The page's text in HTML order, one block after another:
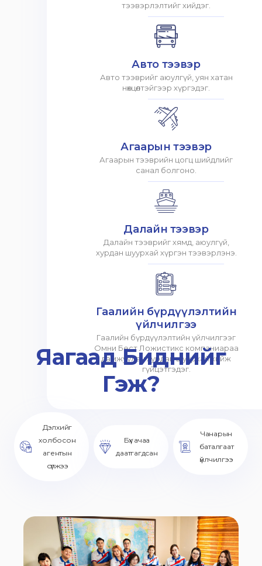
тээвэрлэлтийг хийдэг.
Авто тээвэр
Авто тээврийг аюулгүй, уян хатан
нөхцөлтэйгээр хүргэдэг.
Агаарын тээвэр
Агаарын тээврийн цогц шийдлийг
санал болгоно.
Далайн тээвэр
Далайн тээврийг хямд, аюулгүй,
хурдан шуурхай хүргэн тээвэрлэнэ.
Гаалийн бүрдүүлэлтийн
үйлчилгээ
Гаалийн бүрдүүлэлтийн үйлчилгээг
Омни Бест Ложистикс компаниараа
дамжуулан хурдан шуурхай хийж
гүйцэтгэдэг.
Яагаад Биднийг
Гэж?
Дэлхийг
холбосон
агентын
сүлжээ
Бүх ачаа
даатгагдсан
Чанарын
баталгаат
үйлчилгээ